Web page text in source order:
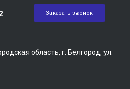
Заказать звонок
область, г. Белгород, ул.